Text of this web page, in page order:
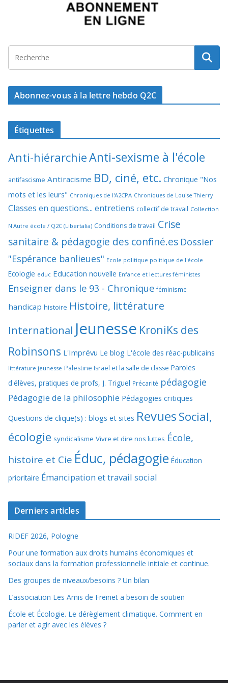
Abonnez-vous à la lettre hebdo Q2C
Étiquettes
Anti-hiérarchieAnti-sexisme à l'école
antifascisme Antiracisme BD, ciné, etc. Chronique "Nos
mots et les leurs" Chroniques de l'A2CPA Chroniques de Louise Thierry
Classes en questions... entretiens collectif de travail Collection
N'Autre école / Q2C (Libertalia) Conditions de travail Crise
sanitaire & pédagogie des confiné.es Dossier
"Espérance banlieues" Ecole politique politique de l'école
Ecologie educ Education nouvelle Enfance et lectures féministes
Enseigner dans le 93 - Chronique féminisme
handicap histoire Histoire, littérature
International Jeunesse KroniKs des
Robinsons L'Imprévu Le blog L'école des réac-publicains
littérature jeunesse Palestine Israël et la salle de classe Paroles
d'élèves, pratiques de profs, J. Triguel Précarité pédagogie
Pédagogie de la philosophie Pédagogies critiques
Questions de clique(s) : blogs et sites RevuesSocial,
écologie syndicalisme Vivre et dire nos luttes École,
histoire et Cie Éduc, pédagogie Éducation
prioritaire Émancipation et travail social
Derniers articles
RIDEF 2026, Pologne
Pour une formation aux droits humains économiques et
sociaux dans la formation professionnelle initiale et continue.
Des groupes de niveaux/besoins ? Un bilan
L’association Les Amis de Freinet a besoin de soutien
École et Écologie. Le dérèglement climatique. Comment en
parler et agir avec les élèves ?